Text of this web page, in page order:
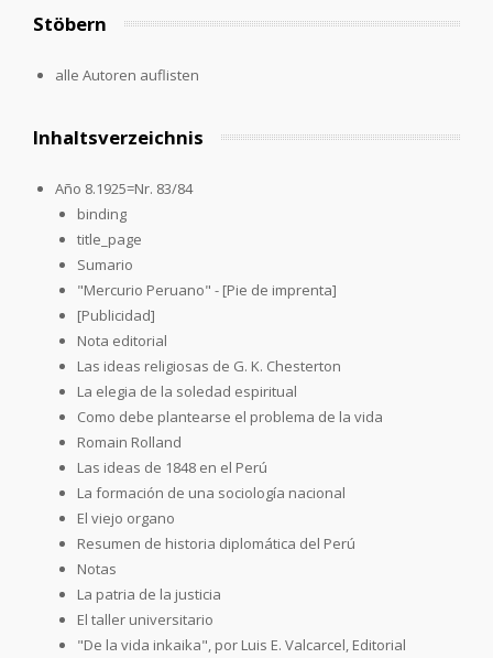
Stöbern
alle Autoren auflisten
Inhaltsverzeichnis
Año 8.1925=Nr. 83/84
binding
title_page
Sumario
"Mercurio Peruano" - [Pie de imprenta]
[Publicidad]
Nota editorial
Las ideas religiosas de G. K. Chesterton
La elegia de la soledad espiritual
Como debe plantearse el problema de la vida
Romain Rolland
Las ideas de 1848 en el Perú
La formación de una sociología nacional
El viejo organo
Resumen de historia diplomática del Perú
Notas
La patria de la justicia
El taller universitario
"De la vida inkaika", por Luis E. Valcarcel, Editorial